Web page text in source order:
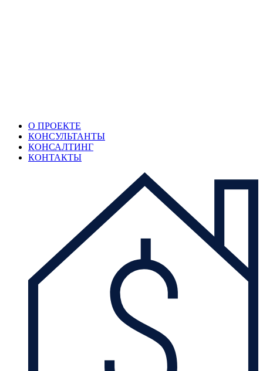
О ПРОЕКТЕ
КОНСУЛЬТАНТЫ
КОНСАЛТИНГ
КОНТАКТЫ